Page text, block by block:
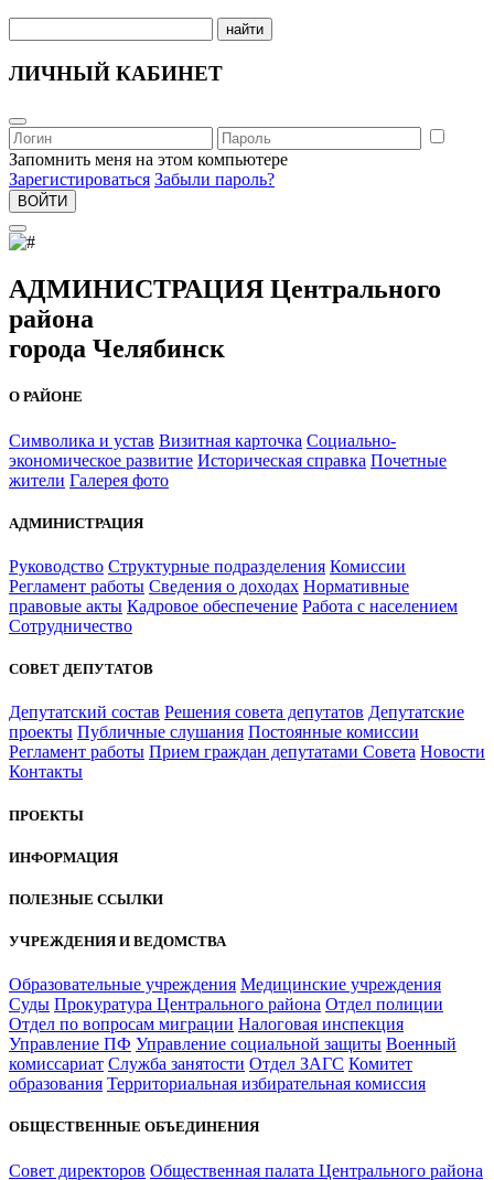
найти
ЛИЧНЫЙ КАБИНЕТ
Запомнить меня на этом компьютере
Зарегистироваться Забыли пароль?
ВОЙТИ
АДМИНИСТРАЦИЯ Центрального
района
города Челябинск
О РАЙОНЕ
Символика и устав Визитная карточка Социально-
экономическое развитие Историческая справка Почетные
жители Галерея фото
АДМИНИСТРАЦИЯ
Руководство Структурные подразделения Комиссии
Регламент работы Сведения о доходах Нормативные
правовые акты Кадровое обеспечение Работа с населением
Сотрудничество
СОВЕТ ДЕПУТАТОВ
Депутатский состав Решения совета депутатов Депутатские
проекты Публичные слушания Постоянные комиссии
Регламент работы Прием граждан депутатами Совета Новости
Контакты
ПРОЕКТЫ
ИНФОРМАЦИЯ
ПОЛЕЗНЫЕ ССЫЛКИ
УЧРЕЖДЕНИЯ И ВЕДОМСТВА
Образовательные учреждения Медицинские учреждения
Суды Прокуратура Центрального района Отдел полиции
Отдел по вопросам миграции Налоговая инспекция
Управление ПФ Управление социальной защиты Военный
комиссариат Служба занятости Отдел ЗАГС Комитет
образования Территориальная избирательная комиссия
ОБЩЕСТВЕННЫЕ ОБЪЕДИНЕНИЯ
Совет директоров Общественная палата Центрального района